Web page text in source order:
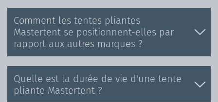
Comment les tentes pliantes
Mastertent se positionnent-elles par
rapport aux autres marques ?
Quelle est la durée de vie d'une tente
pliante Mastertent ?